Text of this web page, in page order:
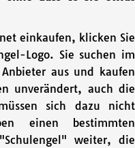
einkaufen, klicken Sie
Logo. Sie suchen im
aus und kaufen
unverändert, auch die
sich dazu nicht
einen bestimmten
weiter, die